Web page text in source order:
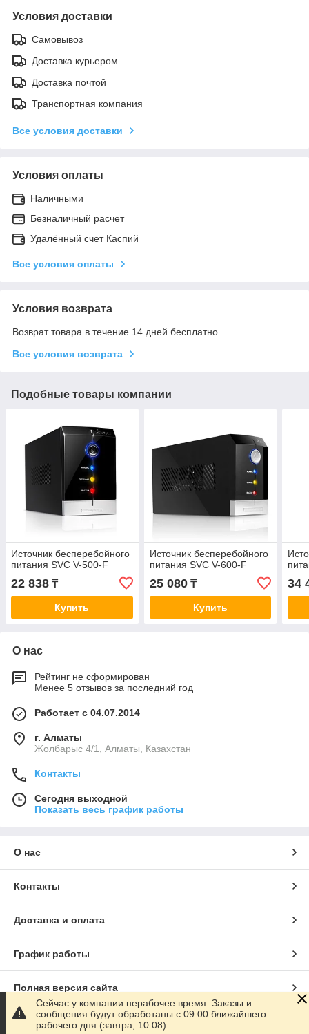
Условия доставки
Самовывоз
Доставка курьером
Доставка почтой
Транспортная компания
Все условия доставки
Условия оплаты
Наличными
Безналичный расчет
Удалённый счет Каспий
Все условия оплаты
Условия возврата
Возврат товара в течение 14 дней бесплатно
Все условия возврата
Подобные товары компании
Источник бесперебойного
питания SVC V-500-F
22 838 ₸
Купить
Источник бесперебойного
питания SVC V-600-F
25 080₸
Купить
34
О нас
Рейтинг не сформирован
Менее 5 отзывов за последний год
Работает с 04.07.2014
г. Алматы
Жолбарыс 4/1, Алматы, Казахстан
Контакты
Сегодня выходной
Показать весь график работы
О нас
Контакты
Доставка и оплата
График работы
Полная версия сайта
Сайт создан на маркетплейсеSatu.kz
Сейчас у компании нерабочее время. Заказы и
сообщения будут обработаны с 09:00 ближайшего
рабочего дня (завтра, 10.08)